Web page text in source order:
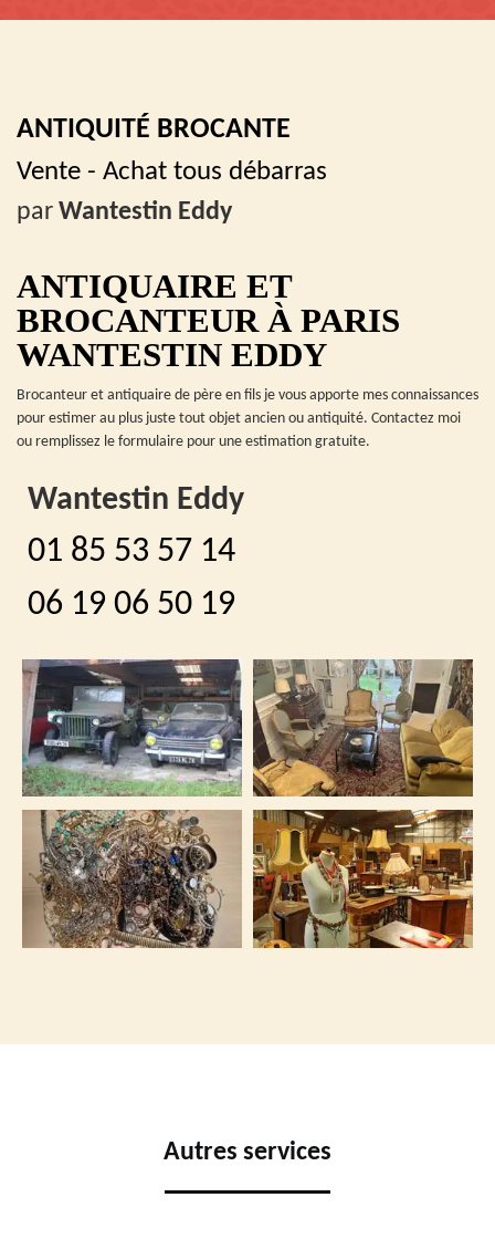
ANTIQUITÉ BROCANTE
Vente - Achat tous débarras
par Wantestin Eddy
ANTIQUAIRE ET
BROCANTEUR À PARIS
WANTESTIN EDDY
Brocanteur et antiquaire de père en fils je vous apporte mes connaissances
pour estimer au plus juste tout objet ancien ou antiquité. Contactez moi
ou remplissez le formulaire pour une estimation gratuite.
Wantestin Eddy
01 85 53 57 14
06 19 06 50 19
Autres services